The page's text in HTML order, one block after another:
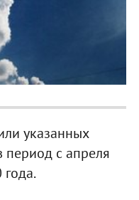
указанных
с апреля